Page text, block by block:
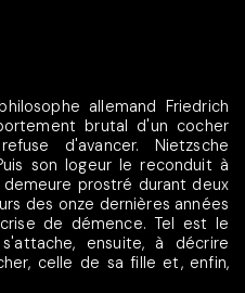
allemand Friedrich
brutal d'un cocher
d'avancer. Nietzsche
son logeur le reconduit à
prostré durant deux
des onze dernières années
de démence. Tel est le
ensuite, à décrire
celle de sa fille et, enfin,